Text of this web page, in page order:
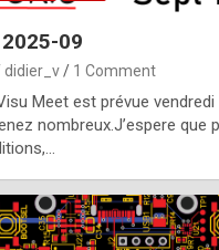
09
didier_v 1 Comment
Meet est prévue vendredi
nombreux.J’espere que